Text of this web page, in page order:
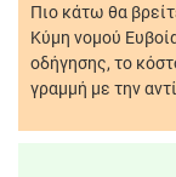
Πιο κάτω θα
Κύμη νομού
οδήγησης, το
γραμμή με την